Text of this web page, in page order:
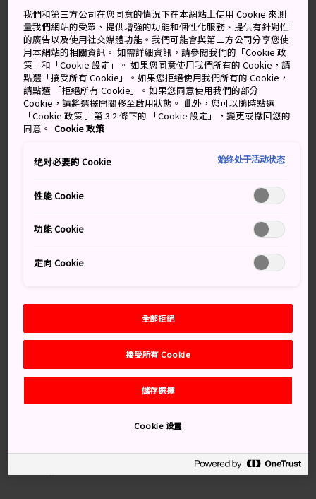
取得轉乘資訊
關鍵字 地圖
遊樂園、動物園和風景如畫的公
日立神峰公園位於鞍挂山山麓，俯瞰日立市和太平洋。公
園面積達 15 萬平方公尺，是個著名的賞櫻勝地，園內同
時設有兩座遊樂園與一座動物園。
交通方式
如果從東京出發，可在上野站乘搭 JR 常磐線到日立站，
接著從日立站乘搭巴士 10 分鐘即可到達。
日立神峰公園平日環境清幽、氣氛悠閒，每到櫻花祭期間
都會湧入大量人潮。日立神峰公園擁有將近 1,000 棵不同
品種的櫻花樹，包括吉野櫻、大島櫻和野櫻。民眾會在櫻
花祭時開心地在盛開的櫻花樹下野餐、喝酒，公園呈現與
平日完全不同的景像。夜晚時，公園還會以特殊的燈飾照
我們和第三方公司在您同意的情況下在本網站上使用 Cookie 來測
量我們網站的受眾、提供增強的功能和個性化服務、提供有針對性
的廣告以及使用社交媒體功能。我們可能會與第三方公司分享您使
用本網站的相關資訊。 如需詳細資訊，請參閱我們的「Cookie 政
策」和「Cookie 設定」。 如果您同意使用我們所有的 Cookie，請
點選「接受所有 Cookie」。如果您拒絕使用我們所有的 Cookie，
請點選 「拒絕所有 Cookie」。如果您同意使用我們的部分
Cookie，請將選擇開關移至啟用狀態。 此外，您可以隨時點選
「Cookie 政策 」第 3.2 條下的 「Cookie 設定」，變更或撤回您的
同意。 Cookie 政策
绝对必要的 Cookie 始终处于活动状态
性能 Cookie
功能 Cookie
定向 Cookie
全部拒絕
接受所有 Cookie
儲存選擇
Cookie 设置